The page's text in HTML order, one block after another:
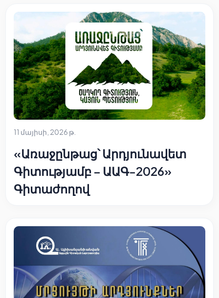
11 մայիսի, 2026 թ.
«Առաջընթաց՝ Արդյունավետ
Գիտությամբ – ԱԱԳ-2026»
Գիտաժողով